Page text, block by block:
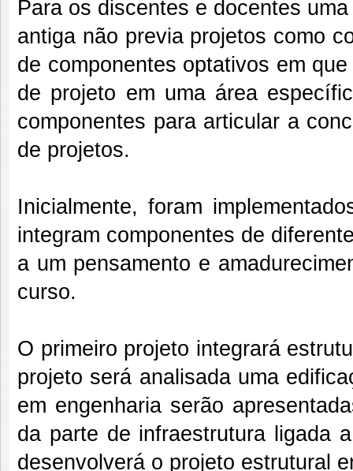
Para os discentes e docentes
antiga não previa projetos como
de componentes optativos em
de projeto em uma área
componentes para articular a
de projetos.
Inicialmente, foram
integram componentes de
a um pensamento e
curso.
O primeiro projeto integrará
projeto será analisada uma
em engenharia serão
da parte de infraestrutura ligada
desenvolverá o projeto estrutural